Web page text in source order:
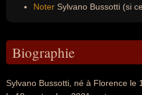
Noter Sylvano Bussotti (si
Biographie
Sylvano Bussotti, né à Florence le